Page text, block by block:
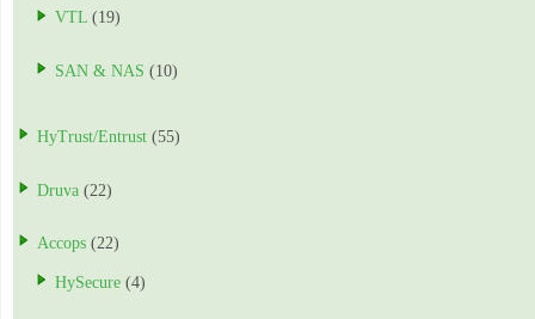
VTL (19)
SAN & NAS (10)
HyTrust/Entrust (55)
Druva (22)
Accops (22)
HySecure (4)